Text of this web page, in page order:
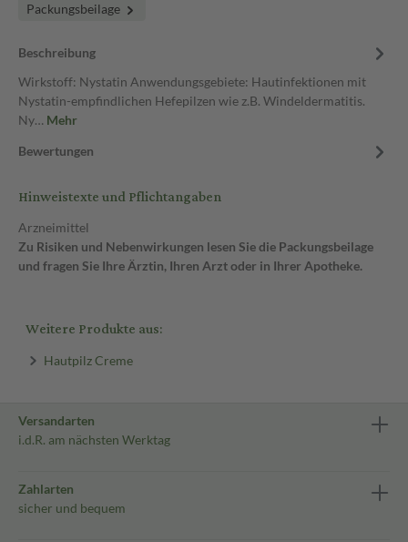
Packungsbeilage
Beschreibung
Wirkstoff: Nystatin Anwendungsgebiete: Hautinfektionen mit
Nystatin-empfindlichen Hefepilzen wie z.B. Windeldermatitis.
Ny… Mehr
Bewertungen
Hinweistexte und Pflichtangaben
Arzneimittel
Zu Risiken und Nebenwirkungen lesen Sie die Packungsbeilage
und fragen Sie Ihre Ärztin, Ihren Arzt oder in Ihrer Apotheke.
Weitere Produkte aus:
Hautpilz Creme
Versandarten
i.d.R. am nächsten Werktag
Zahlarten
sicher und bequem